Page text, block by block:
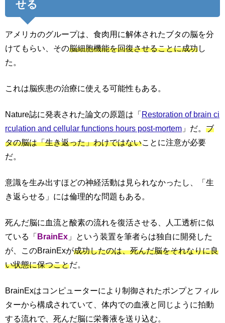
せる
アメリカのグループは、食肉用に解体されたブタの脳を分
けてもらい、その脳細胞機能を回復させることに成功し
た。
これは脳疾患の治療に使える可能性もある。
Nature誌に発表された論文の原題は「 Restoration of brain ci
rculation and cellular functions hours post-mortem 」だ。 ブ
タの脳は「生き返った」わけではない ことに注意が必要
だ。
意識を生み出すほどの神経活動は見られなかったし、「生
き返らせる」には倫理的な問題もある。
死んだ脳に血流と酸素の流れを復活させる、人工透析に似
ている「 BrainEx 」という装置を筆者らは独自に開発した
が、このBrainExが成功したのは、死んだ脳をそれなりに良
い状態に保つことだ。
BrainExはコンピューターにより制御されたポンプとフィル
ターから構成されていて、体内での血液と同じように拍動
する流れで、死んだ脳に栄養液を送り込む。